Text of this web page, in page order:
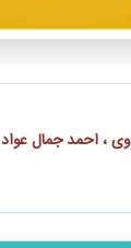
، احمد جمال عواد